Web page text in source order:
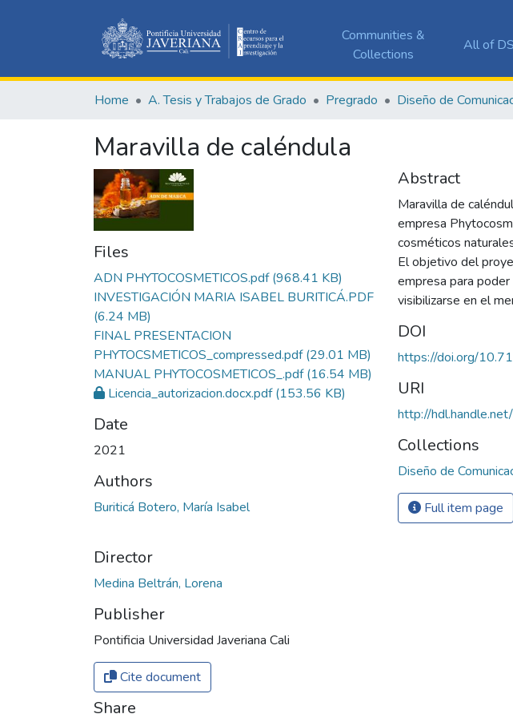
Communities &
Collections
All of
Home A. Tesis y Trabajos de Grado Pregrado
Maravilla de caléndula
Files
ADN PHYTOCOSMETICOS.pdf(968.41 KB)
INVESTIGACIÓN MARIA ISABEL BURITICÁ.PDF
(6.24 MB)
FINAL PRESENTACION
PHYTOCSMETICOS_compressed.pdf(29.01 MB)
MANUAL PHYTOCOSMETICOS_.pdf(16.54 MB)
Licencia_autorizacion.docx.pdf(153.56 KB)
Date
2021
Authors
Buriticá Botero, María Isabel
Director
Medina Beltrán, Lorena
Publisher
Pontificia Universidad Javeriana Cali
Cite document
Share
Abstract
Maravilla de
empresa
cosméticos
El objetivo del
empresa para
visibilizarse en el
DOI
https://doi.org/
URI
http://
Collections
Diseño de
Full item page